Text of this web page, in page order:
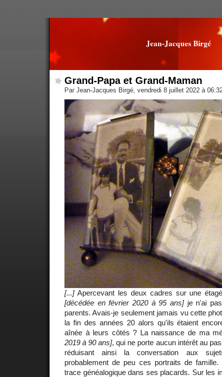
Jean-Jacques Birgé
Grand-Papa et Grand-Maman
Par Jean-Jacques Birgé, vendredi 8 juillet 2022 à
[...]Apercevant les deux cadres sur une
[décédée en février 2020 à 95 ans]je n'ai pas
parents. Avais-je seulement jamais vu cette
la fin des années 20 alors qu'ils étaient
aînée à leurs côtés ? La naissance de ma
2019 à 90 ans], qui ne porte aucun intérêt au
réduisant ainsi la conversation aux
probablement de peu ces portraits de
trace généalogique dans ses placards. Sur les